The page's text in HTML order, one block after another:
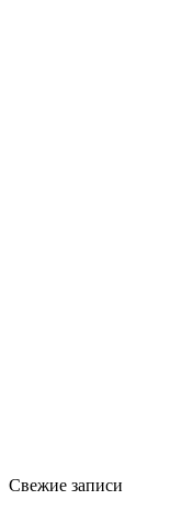
Свежие записи